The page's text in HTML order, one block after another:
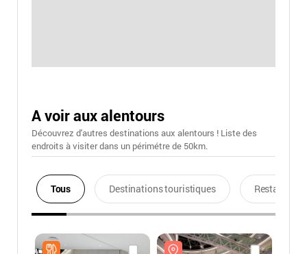
A voir aux alentours
Découvrez d'autres destinations aux alentours ! Liste des
endroits à visiter dans un périmétre de 50km.
Tous Destinations touristiques Restaurants